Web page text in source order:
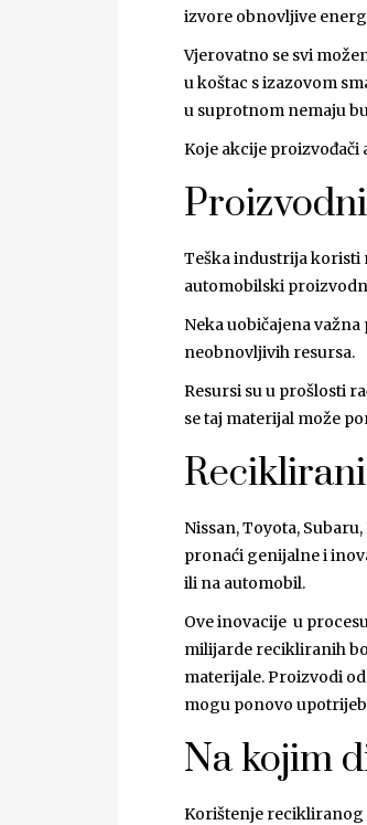
izvore obnovljive
Vjerovatno se svi
u koštac s izazovom
u suprotnom nemaju
Koje akcije
Teška industrija koristi
automobilski
Neka uobičajena
neobnovljivih resursa.
Resursi su u prošlosti
se taj materijal može
Nissan, Toyota,
pronaći genijalne i
ili na automobil.
Ove inovacije u
milijarde recikliranih
materijale. Proizvodi
mogu ponovo
Na kojim
Korištenje recikliranog